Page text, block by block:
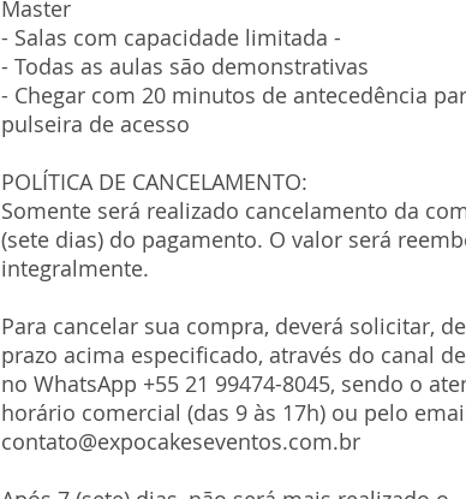
Master
- Salas com capacidade limitada -
- Todas as aulas são demonstrativas
- Chegar com 20 minutos de antecedência
pulseira de acesso
POLÍTICA DE CANCELAMENTO:
Somente será realizado cancelamento da
(sete dias) do pagamento. O valor será
integralmente.
Para cancelar sua compra, deverá solicitar,
prazo acima especificado, através do canal
no WhatsApp +55 21 99474-8045, sendo o
horário comercial (das 9 às 17h) ou pelo
contato@expocakeseventos.com.br